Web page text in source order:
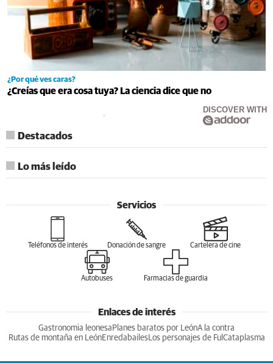
¿Por qué ves caras?
¿Creías que era cosa tuya? La ciencia dice que no
DISCOVER WITH
Destacados
Lo más leído
Servicios
Teléfonos de interés Donación de sangre Cartelera de cine
Autobuses Farmacias de guardia
Enlaces de interés
Gastronomia leonesa Planes baratos por LeónA la contra
Rutas de montaña en LeónEnredabailesLos personajes de Ful Cataplasma